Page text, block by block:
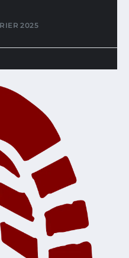
2025